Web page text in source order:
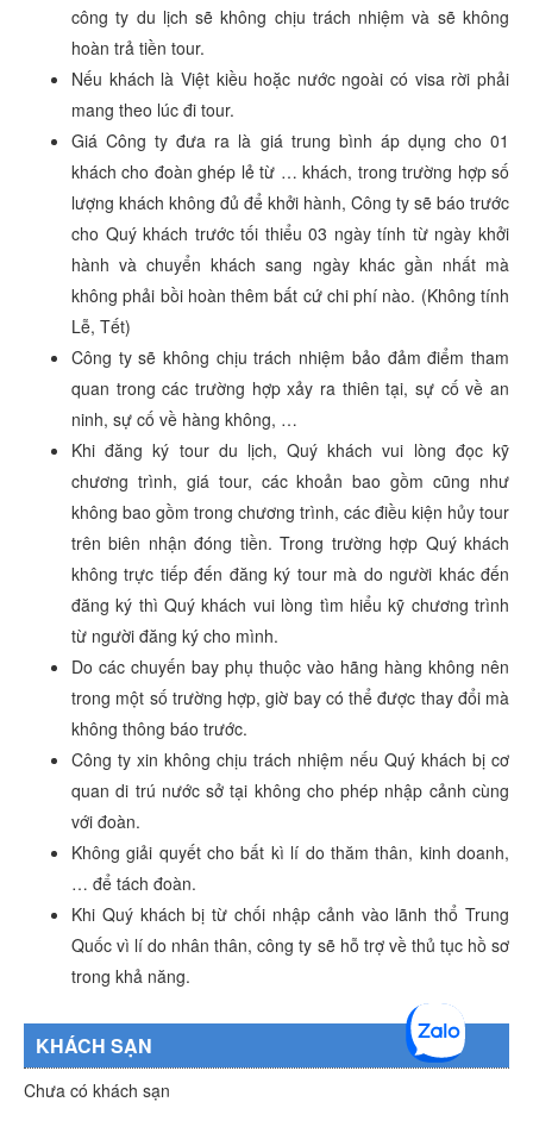
công ty du lịch sẽ không chịu trách nhiệm và sẽ không
hoàn trả tiền tour.
Nếu khách là Việt kiều hoặc nước ngoài có visa rời phải
mang theo lúc đi tour.
Giá Công ty đưa ra là giá trung bình áp dụng cho 01
khách cho đoàn ghép lẻ từ … khách, trong trường hợp số
lượng khách không đủ để khởi hành, Công ty sẽ báo trước
cho Quý khách trước tối thiểu 03 ngày tính từ ngày khởi
hành và chuyển khách sang ngày khác gần nhất mà
không phải bồi hoàn thêm bất cứ chi phí nào. (Không tính
Lễ, Tết)
Công ty sẽ không chịu trách nhiệm bảo đảm điểm tham
quan trong các trường hợp xảy ra thiên tại, sự cố về an
ninh, sự cố về hàng không, …
Khi đăng ký tour du lịch, Quý khách vui lòng đọc kỹ
chương trình, giá tour, các khoản bao gồm cũng như
không bao gồm trong chương trình, các điều kiện hủy tour
trên biên nhận đóng tiền. Trong trường hợp Quý khách
không trực tiếp đến đăng ký tour mà do người khác đến
đăng ký thì Quý khách vui lòng tìm hiểu kỹ chương trình
từ người đăng ký cho mình.
Do các chuyến bay phụ thuộc vào hãng hàng không nên
trong một số trường hợp, giờ bay có thể được thay đổi mà
không thông báo trước.
Công ty xin không chịu trách nhiệm nếu Quý khách bị cơ
quan di trú nước sở tại không cho phép nhập cảnh cùng
với đoàn.
Không giải quyết cho bất kì lí do thăm thân, kinh doanh,
… để tách đoàn.
Khi Quý khách bị từ chối nhập cảnh vào lãnh thổ Trung
Quốc vì lí do nhân thân, công ty sẽ hỗ trợ về thủ tục hồ sơ
trong khả năng.
KHÁCH SẠN
Chưa có khách sạn